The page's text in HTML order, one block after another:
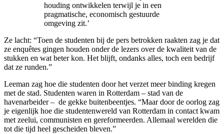
houding ontwikkelen terwijl je in een
pragmatische, economisch gestuurde
omgeving zit.’
Ze lacht: “Toen de studenten bij de pers betrokken raakten zag je dat
ze enquêtes gingen houden onder de lezers over de kwaliteit van de
stukken en wat beter kon. Het blijft, ondanks alles, toch een bedrijf
dat ze runden.”
Leeman zag hoe die studenten door het verzet meer binding kregen
met de stad. Studenten waren in Rotterdam – stad van de
havenarbeider – de gekke buitenbeentjes. “Maar door de oorlog zag
je eigenlijk hoe die studentenwereld van Rotterdam in contact kwam
met zeelui, communisten en gereformeerden. Allemaal werelden die
tot die tijd heel gescheiden bleven.”